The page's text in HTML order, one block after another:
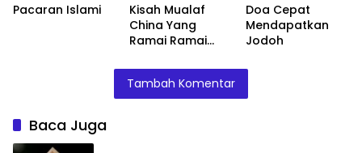
Pacaran Islami
Kisah Mualaf
China Yang
Ramai Ramai
Doa Cepat
Mendapatkan
Jodoh
Tambah Komentar
Baca Juga